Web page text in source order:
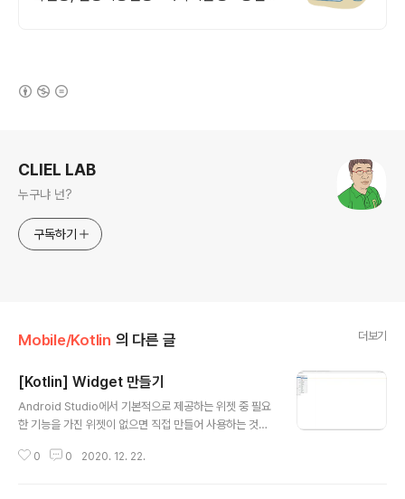
CLIEL LAB
누구냐 넌?
구독하기
Mobile/Kotlin 의 다른 글 더보기
[Kotlin] Widget 만들기
Android Studio에서 기본적으로 제공하는 위젯 중 필요
한 기능을 가진 위젯이 없으면 직접 만들어 사용하는 것도
우선 내가 만들 위젯에 필요한 설정파일을 생성합니다. 사
0 0 2020. 12. 22.